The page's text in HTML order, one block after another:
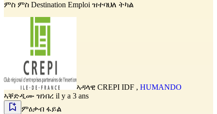
ምስ ምስ Destination Emploi ዝተባህለ ትካል
ኣዳላዊ CREPI IDF , HUMANDO
ኣቐድዲሙ ዝነበረ il y a 3 ans
ምዕቃብ ፋይል